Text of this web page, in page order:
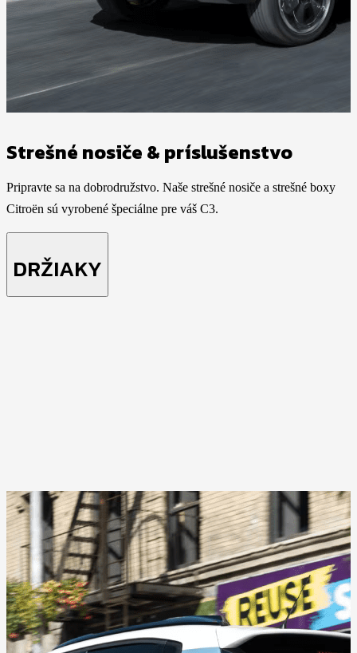
Strešné nosiče & príslušenstvo
Pripravte sa na dobrodružstvo. Naše strešné nosiče a strešné boxy
Citroën sú vyrobené špeciálne pre váš C3.
DRŽIAKY